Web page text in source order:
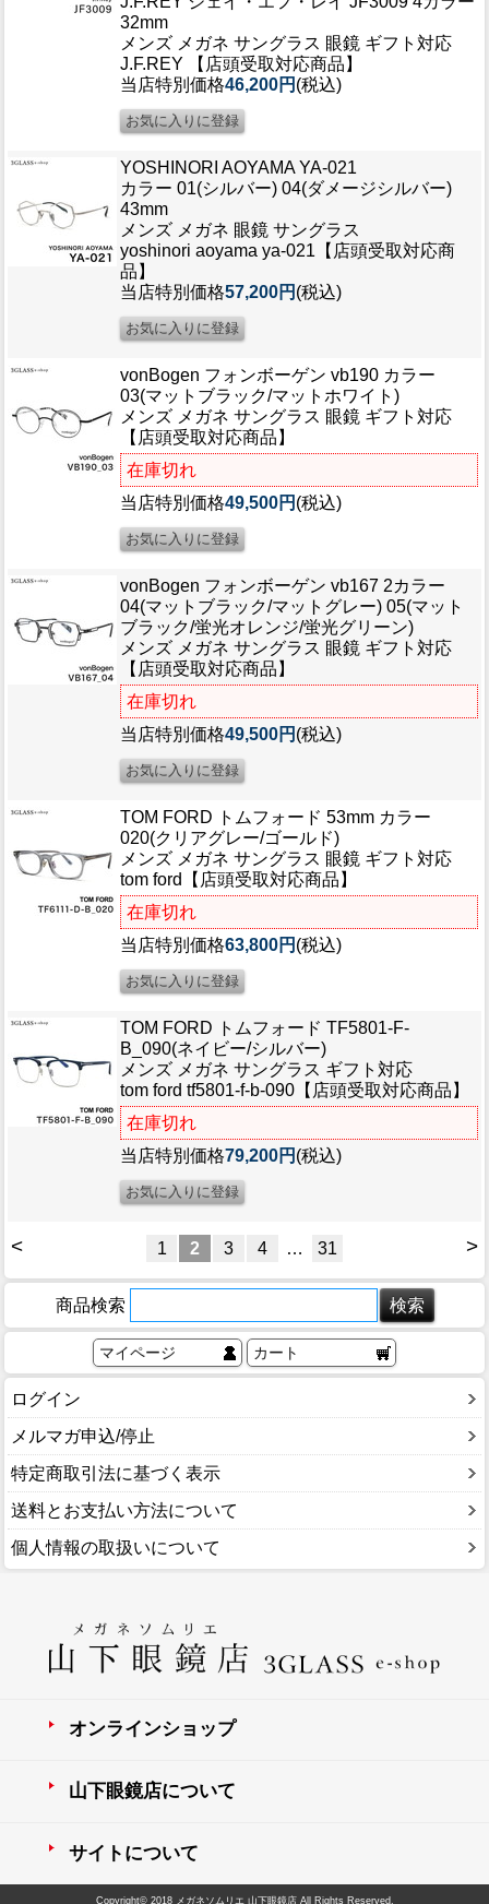
32mm
メンズ メガネ サングラス 眼鏡 ギフト対応
J.F.REY 【店頭受取対応商品】
当店特別価格46,200円 (税込)
YOSHINORI AOYAMA YA-021
カラー 01(シルバー) 04(ダメージシルバー)
43mm
メンズ メガネ 眼鏡 サングラス
yoshinori aoyama ya-021【店頭受取対応商
品】
当店特別価格57,200円 (税込)
vonBogen フォンボーゲン vb190 カラー
03(マットブラック/マットホワイト)
メンズ メガネ サングラス 眼鏡 ギフト対応
【店頭受取対応商品】
在庫切れ
当店特別価格49,500円 (税込)
vonBogen フォンボーゲン vb167 2カラー
04(マットブラック/マットグレー) 05(マット
ブラック/蛍光オレンジ/蛍光グリーン)
メンズ メガネ サングラス 眼鏡 ギフト対応
【店頭受取対応商品】
在庫切れ
当店特別価格49,500円 (税込)
TOM FORD トムフォード 53mm カラー
020(クリアグレー/ゴールド)
メンズ メガネ サングラス 眼鏡 ギフト対応
tom ford【店頭受取対応商品】
在庫切れ
当店特別価格63,800円 (税込)
TOM FORD トムフォード TF5801-F-
B_090(ネイビー/シルバー)
メンズ メガネ サングラス ギフト対応
tom ford tf5801-f-b-090【店頭受取対応商品】
在庫切れ
当店特別価格79,200円 (税込)
< >
1 2 3 4 … 31
商品検索
マイページ カート
ログイン
メルマガ申込/停止
特定商取引法に基づく表示
送料とお支払い方法について
個人情報の取扱いについて
オンラインショップ
山下眼鏡店について
サイトについて
Copyright© 2018 メガネソムリエ 山下眼鏡店 All Rights Reserved.